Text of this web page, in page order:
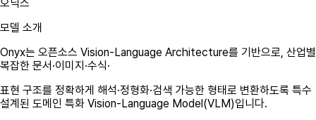
오닉스
모델 소개
Onyx는 오픈소스 Vision-Language Architecture를 기반으로, 산업별
복잡한 문서·이미지·수식·
표현 구조를 정확하게 해석·정형화·검색 가능한 형태로 변환하도록 특수
설계된 도메인 특화 Vision-Language Model(VLM)입니다.